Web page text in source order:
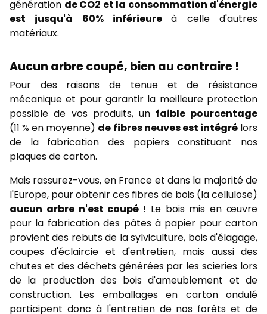
génération de CO2 et la consommation d'énergie
est jusqu'à 60% inférieureà celle d'autres
matériaux.
Aucun arbre coupé, bien au contraire !
Pour des raisons de tenue et de résistance
mécanique et pour garantir la meilleure protection
possible de vos produits, un faible pourcentage
(11 % en moyenne) de fibres neuves est intégrélors
de la fabrication des papiers constituant nos
plaques de carton.
Mais rassurez-vous, en France et dans la majorité de
l'Europe, pour obtenir ces fibres de bois (la cellulose)
aucun arbre n'est coupé ! Le bois mis en œuvre
pour la fabrication des pâtes à papier pour carton
provient des rebuts de la sylviculture, bois d'élagage,
coupes d'éclaircie et d'entretien, mais aussi des
chutes et des déchets générées par les scieries lors
de la production des bois d'ameublement et de
construction. Les emballages en carton ondulé
participent donc à l'entretien de nos forêts et de